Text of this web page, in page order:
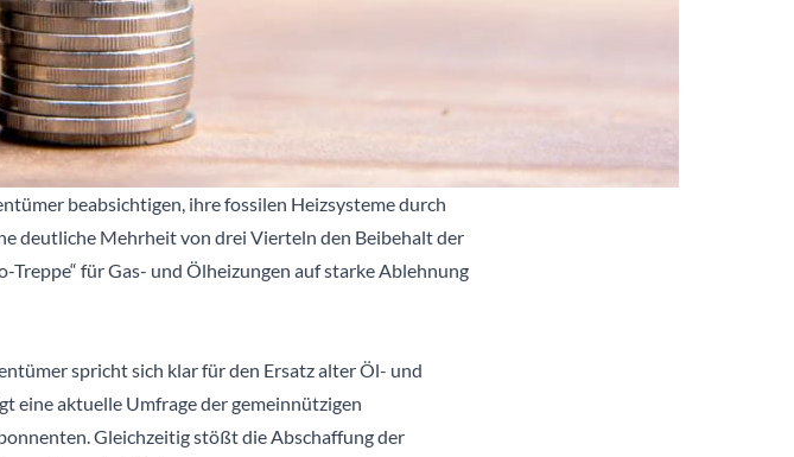
beabsichtigen, ihre fossilen Heizsysteme durch
deutliche Mehrheit von drei Vierteln den Beibehalt der
für Gas- und Ölheizungen auf starke Ablehnung
spricht sich klar für den Ersatz alter Öl- und
eine aktuelle Umfrage der gemeinnützigen
Gleichzeitig stößt die Abschaffung der